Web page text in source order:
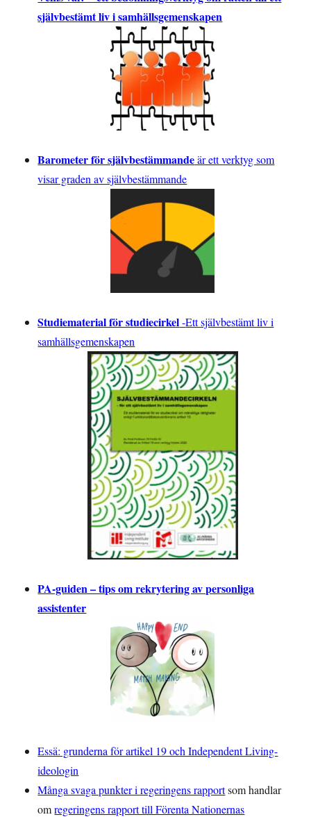
självbestämt liv i samhällsgemenskapen
Barometer för självbestämmandeär ett verktyg som
visar graden av självbestämmande
Studiematerial för studiecirkel-Ett självbestämt liv i
samhällsgemenskapen
PA-guiden – tips om rekrytering av personliga
assistenter
Essä: grunderna för artikel 19 och Independent Living-
ideologin
Många svaga punkter i regeringens rapportsom handlar
omregeringens rapport till Förenta Nationernas